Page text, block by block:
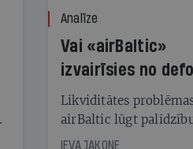
Analīze
Vai «airBaltic»
izvairīsies no
Likviditātes
airBaltic lūgt
obligāciju turētājiem,
IEVA JAKONE